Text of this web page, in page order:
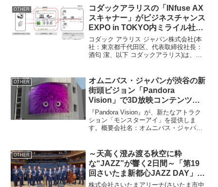
日本』や『日テレジェニック2010』に選
ばれ、清楚...
OTHER
コダックアラリスの「INfuse AX
スキャナー」がビジネスチャンス
EXPO in TOKYO内ミライル社ブ
ースで展示
コダック アラリス ジャパン株式会社(本
社：東京都千代田区、代表取締役社長：
酒匂 潔、以下 コダックアラリス)は、株
最新ソリューションでの当社スキャナー
を組み合わ...
OTHER
オムニバス・ジャパンが渋谷の新
街頭ビジョン「Pandora
Vision」で3D放映コンテンツ
「モンスターアイ」を発表
『Pandora Vision』が、新たなアトラク
ション「モンスターアイ」を提供しま
す。概要会社名：オムニバス・ジャパン
Vision』 渋谷センター街詳細URL：...
OTHER
～天高く澄み渡る秋空に粋
な“JAZZ”が響く2日間～「第19
回さいたま新都心JAZZ DAY」9
月14日・15日開催 秋のビール
株式会社さいたまアリーナ(さいたま市中